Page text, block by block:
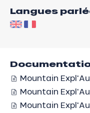
Langues
Mountain
Mountain
Mountain